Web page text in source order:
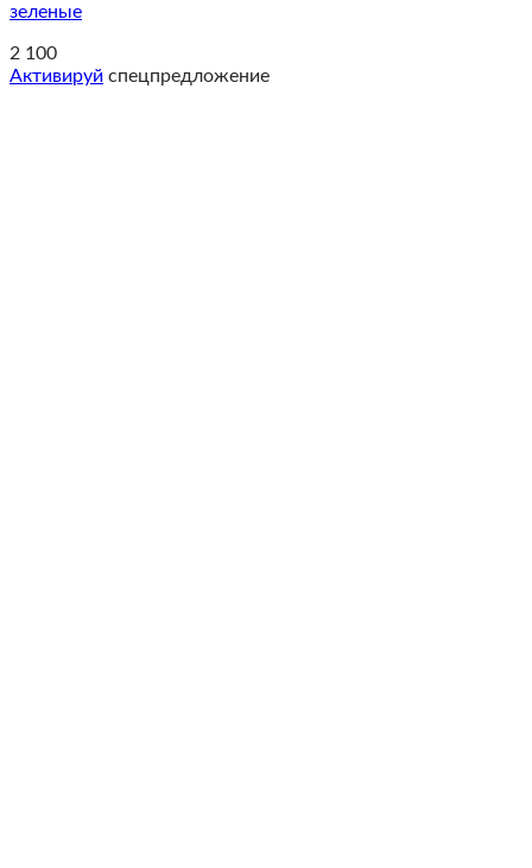
зеленые
2 100
Активируй спецпредложение